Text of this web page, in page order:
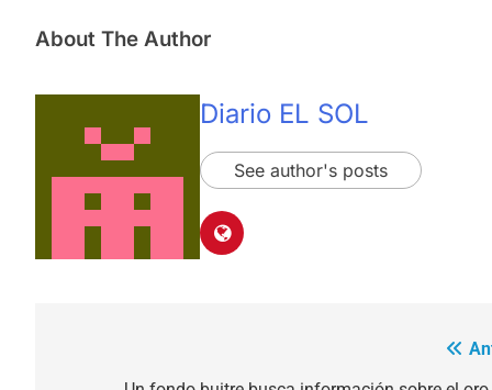
About The Author
Diario EL SOL
See author's posts